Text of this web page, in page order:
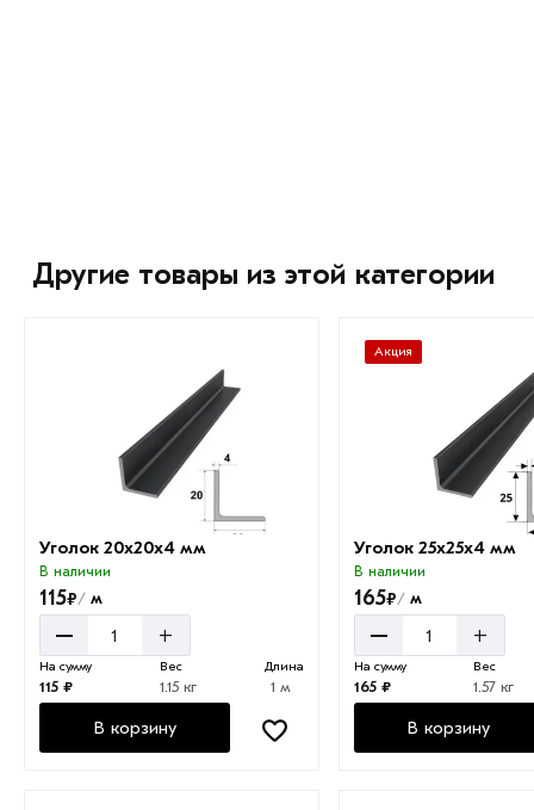
Другие товары из этой категории
Уголок 20х20х4 мм
В наличии
115₽/ м
– +
На сумму
115 ₽
Вес
1.15 кг
Длина
1 м
В корзину
Акция
Уголок 25х25х4 мм
В наличии
165₽/ м
– +
На сумму
165 ₽
Вес
1.57 кг
В корзину